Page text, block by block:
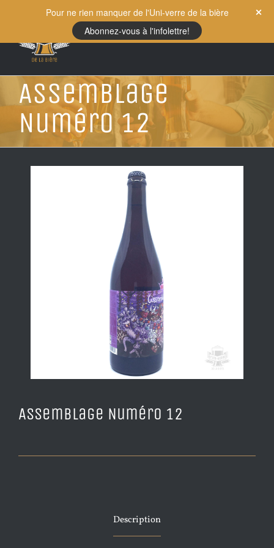
content
Assemblage
Numéro 12
Assemblage Numéro 12
Description
Pour ne rien manquer de l'Uni-verre de la bière
Abonnez-vous à l'infolettre!